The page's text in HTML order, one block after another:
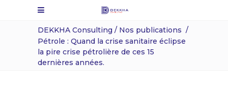
DEKKHA Consulting / Nos publications /
Pétrole : Quand la crise sanitaire éclipse
la pire crise pétrolière de ces 15
dernières années.